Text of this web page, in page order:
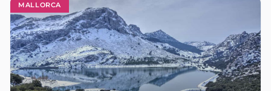
MALLORCA